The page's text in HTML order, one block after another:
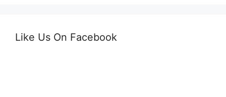
Like Us On Facebook